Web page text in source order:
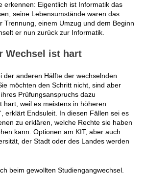
erkennen: Eigentlich ist Informatik das
seine Lebensumstände waren das
Trennung, einem Umzug und dem Beginn
er nun zurück zur Informatik.
Wechsel ist hart
der anderen Hälfte der wechselnden
möchten den Schritt nicht, sind aber
Prüfungsanspruchs dazu
hart, weil es meistens in höheren
erklärt Endsuleit. In diesen Fällen sei es
zu erklären, welche Rechte sie haben
kann. Optionen am KIT, aber auch
der Stadt oder des Landes werden
beim gewollten Studiengangwechsel.